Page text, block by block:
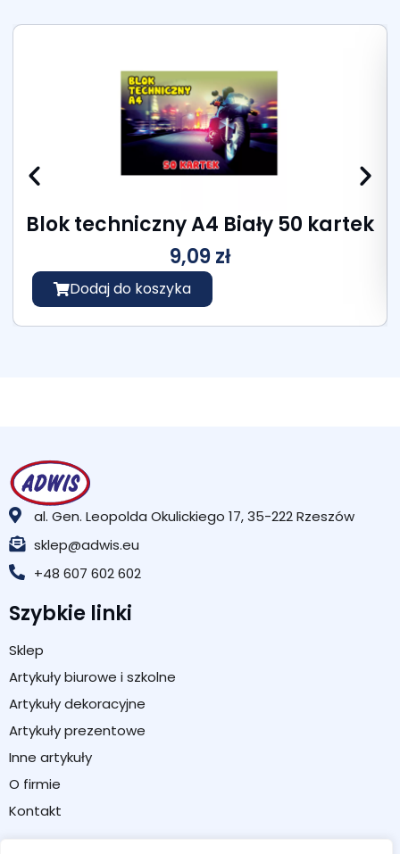
Blok techniczny A4 Biały 50 kartek
9,09zł
Dodaj do koszyka
al. Gen. Leopolda Okulickiego 17, 35-222 Rzeszów
sklep@adwis.eu
+48 607 602 602
Szybkie linki
Sklep
Artykuły biurowe i szkolne
Artykuły dekoracyjne
Artykuły prezentowe
Inne artykuły
O firmie
Kontakt